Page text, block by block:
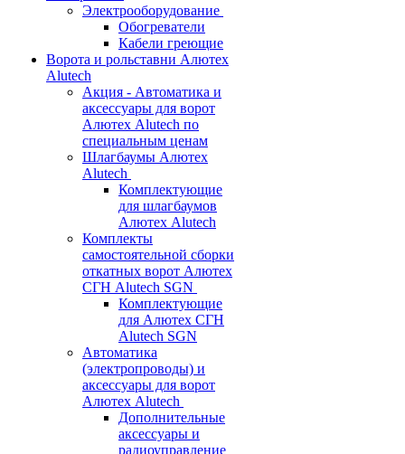
Электрооборудование
Обогреватели
Кабели греющие
Ворота и рольставни Алютех
Alutech
Акция - Автоматика и
аксессуары для ворот
Алютех Alutech по
специальным ценам
Шлагбаумы Алютех
Alutech
Комплектующие
для шлагбаумов
Алютех Alutech
Комплекты
самостоятельной сборки
откатных ворот Алютех
СГН Alutech SGN
Комплектующие
для Алютех СГН
Alutech SGN
Автоматика
(электропроводы) и
аксессуары для ворот
Алютех Alutech
Дополнительные
аксессуары и
радиоуправление